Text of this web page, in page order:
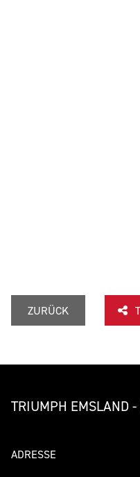
ZURÜCK
TRIUMPH EMSLAND
ADRESSE